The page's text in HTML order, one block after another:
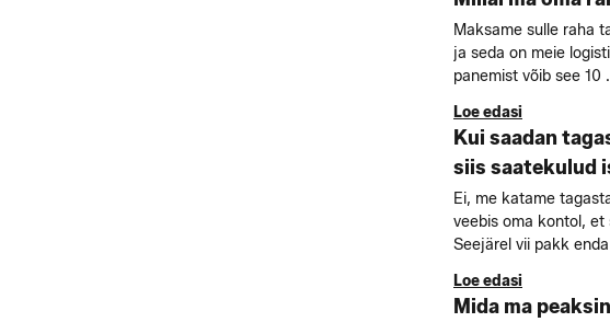
Maksame sulle raha
ja seda on meie
panemist võib see 10
Loe edasi
Kui saadan
siis saatekulud
Ei, me katame
veebis oma kontol,
Seejärel vii pakk
Loe edasi
Mida ma